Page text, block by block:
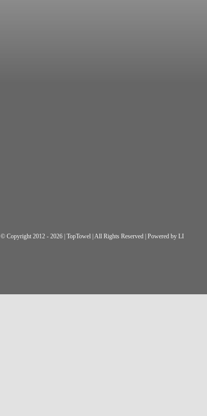
© Copyright 2012 - 2026 | TopTowel | All Rights Reserved | Powered by LI